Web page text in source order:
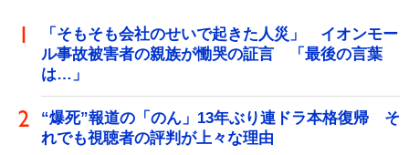
「そもそも会社のせいで起きた人災」 イオンモー
ル事故被害者の親族が慟哭の証言 「最後の言葉
は…」
“爆死”報道の「のん」13年ぶり連ドラ本格復帰 そ
れでも視聴者の評判が上々な理由